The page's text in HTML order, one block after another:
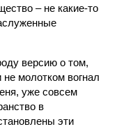
– не какие-то
версию о том,
молотком вогнал
уже совсем
в
эти